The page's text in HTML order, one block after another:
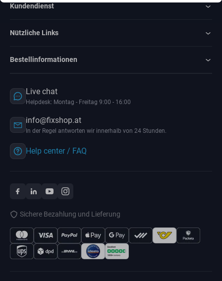
Kundendienst
Nützliche Links
Bestellinformationen
Live chat
Helpdesk: Montag - Freitag 9:00 - 16:00
info@fixshop.at
In der Regel antworten wir innerhalb von 24 Stunden.
Help center / FAQ
Sichere Bezahlung und Lieferung